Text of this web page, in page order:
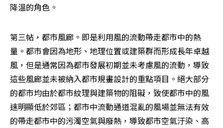
降溫的角色。
第三帖，都市風廊。即是利用風的流動帶走都市中的熱
量。都市會因為地形、地理位置或建築群而形成長年卓越
風，但是通常因為都市發展初期並未考慮風的流動，導致
這些風廊並未被納入都市規畫設計的重點項目。絕大部分
的都市均由於都市紋理與建築物的阻礙，致使都市中的風
速明顯低於郊區；都市中流動通道混亂的風場並無法有效
的帶走都市中的污濁空氣與廢熱，導致都市空氣汙染、高